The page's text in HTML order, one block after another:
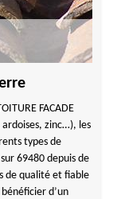
FACADE
zinc…), les
types de
69480 depuis de
de qualité et fiable
d’un